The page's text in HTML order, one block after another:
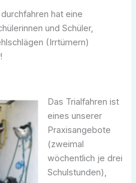
hat eine
und Schüler,
(Irrtümern)
Das Trialfahren ist
eines unserer
Praxisangebote
(zweimal
wöchentlich je drei
Schulstunden),